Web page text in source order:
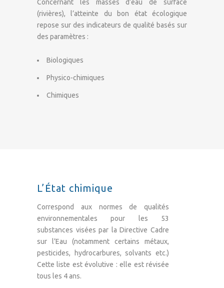
Concernant les masses d’eau de surface
(rivières), l’atteinte du bon état écologique
repose sur des indicateurs de qualité basés sur
des paramètres :
Biologiques
Physico-chimiques
Chimiques
L’État chimique
Correspond aux normes de qualités
environnementales pour les 53
substances visées par la Directive Cadre
sur l’Eau (notamment certains métaux,
pesticides, hydrocarbures, solvants etc.)
Cette liste est évolutive : elle est révisée
tous les 4 ans.